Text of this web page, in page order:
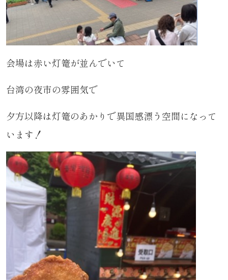
会場は赤い灯篭が並んでいて
台湾の夜市の雰囲気で
夕方以降は灯篭のあかりで異国感漂う空間になって
います！